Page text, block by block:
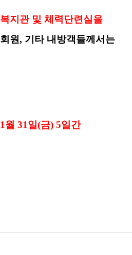
복지관 및 체력단련실을
원, 기타 내방객들께서는
월 31일(금) 5일간